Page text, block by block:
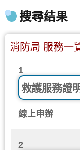
搜尋結果
消防局 服務一
1
救護服務證
線上申辦
2